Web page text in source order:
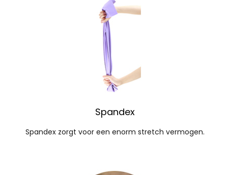
Spandex
Spandex zorgt voor een enorm stretch vermogen.